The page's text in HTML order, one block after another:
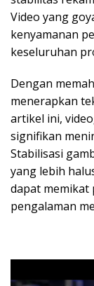
Video yang
kenyamanan
keseluruhan
Dengan
menerapkan
artikel ini,
signifikan
Stabilisasi
yang lebih
dapat memikat
pengalaman